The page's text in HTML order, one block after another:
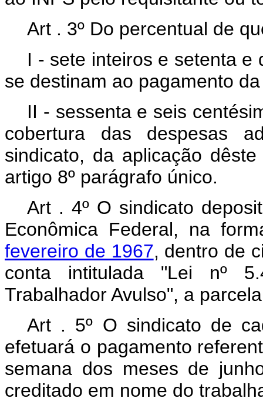
Art . 3º Do percentual de
I - sete inteiros e setenta e
se destinam ao pagamento
II - sessenta e seis
cobertura das despesas
sindicato, da aplicação
artigo 8º parágrafo único.
Art . 4º O sindicato
Econômica Federal, na
fevereiro de 1967, dentro de
conta intitulada "Lei nº
Trabalhador Avulso", a
Art . 5º O sindicato de
efetuará o pagamento
semana dos meses de
creditado em nome do